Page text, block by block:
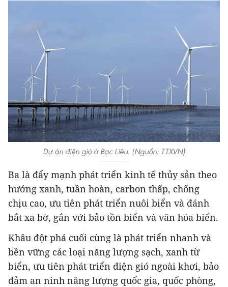
Dự án điện gió ở Bạc Liêu. (Nguồn: TTXVN)
Ba là đẩy mạnh phát triển kinh tế thủy sản theo
hướng xanh, tuần hoàn, carbon thấp, chống
chịu cao, ưu tiên phát triển nuôi biển và đánh
bắt xa bờ, gắn với bảo tồn biển và văn hóa biển.
Khâu đột phá cuối cùng là phát triển nhanh và
bền vững các loại năng lượng sạch, xanh từ
biển, ưu tiên phát triển điện gió ngoài khơi, bảo
đảm an ninh năng lượng quốc gia, quốc phòng,